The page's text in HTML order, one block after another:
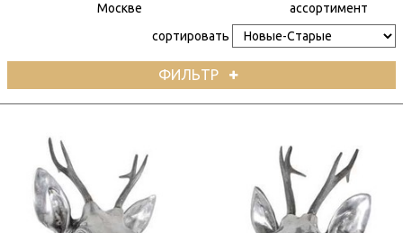
Москве
ассортимент
сортировать
ФИЛЬТР